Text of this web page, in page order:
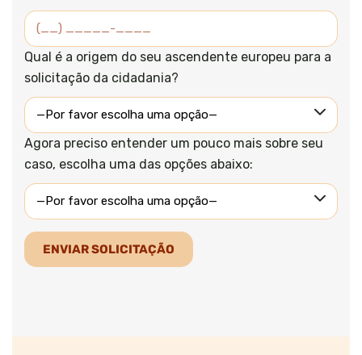
Qual é a origem do seu ascendente europeu para a
solicitação da cidadania?
Agora preciso entender um pouco mais sobre seu
caso, escolha uma das opções abaixo: